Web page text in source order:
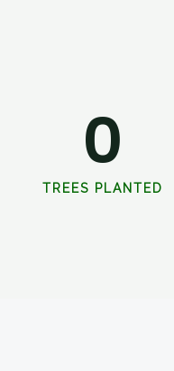
0
TREES PLANTED